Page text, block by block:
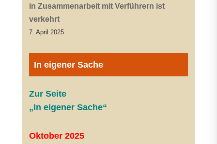
in Zusammenarbeit mit Verführern ist
verkehrt
7. April 2025
In eigener Sache
Zur Seite
„In eigener Sache“
Oktober 2025